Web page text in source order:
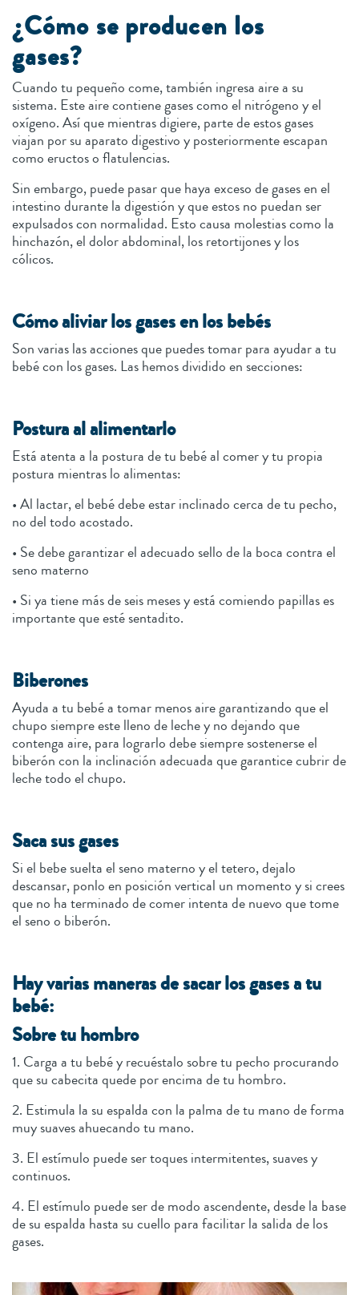
¿Cómo se producen los
gases?
Cuando tu pequeño come, también ingresa aire a su
sistema. Este aire contiene gases como el nitrógeno y el
oxígeno. Así que mientras digiere, parte de estos gases
viajan por su aparato digestivo y posteriormente escapan
como eructos o flatulencias.
Sin embargo, puede pasar que haya exceso de gases en el
intestino durante la digestión y que estos no puedan ser
expulsados con normalidad. Esto causa molestias como la
hinchazón, el dolor abdominal, los retortijones y los
cólicos.
Cómo aliviar los gases en los bebés
Son varias las acciones que puedes tomar para ayudar a tu
bebé con los gases. Las hemos dividido en secciones:
Postura al alimentarlo
Está atenta a la postura de tu bebé al comer y tu propia
postura mientras lo alimentas:
• Al lactar, el bebé debe estar inclinado cerca de tu pecho,
no del todo acostado.
• Se debe garantizar el adecuado sello de la boca contra el
seno materno
• Si ya tiene más de seis meses y está comiendo papillas es
importante que esté sentadito.
Biberones
Ayuda a tu bebé a tomar menos aire garantizando que el
chupo siempre este lleno de leche y no dejando que
contenga aire, para lograrlo debe siempre sostenerse el
biberón con la inclinación adecuada que garantice cubrir de
leche todo el chupo.
Saca sus gases
Si el bebe suelta el seno materno y el tetero, dejalo
descansar, ponlo en posición vertical un momento y si crees
que no ha terminado de comer intenta de nuevo que tome
el seno o biberón.
Hay varias maneras de sacar los gases a tu
bebé:
Sobre tu hombro
1. Carga a tu bebé y recuéstalo sobre tu pecho procurando
que su cabecita quede por encima de tu hombro.
2. Estimula la su espalda con la palma de tu mano de forma
muy suaves ahuecando tu mano.
3. El estímulo puede ser toques intermitentes, suaves y
continuos.
4. El estímulo puede ser de modo ascendente, desde la base
de su espalda hasta su cuello para facilitar la salida de los
gases.